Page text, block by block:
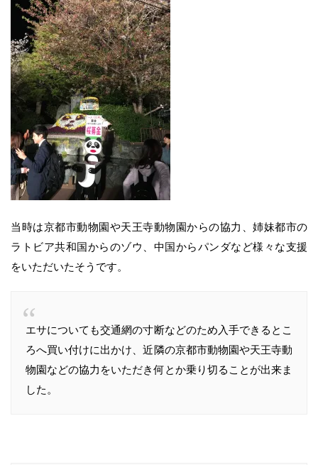
当時は京都市動物園や天王寺動物園からの協力、姉妹都市の
ラトビア共和国からのゾウ、中国からパンダなど様々な支援
をいただいたそうです。
エサについても交通網の寸断などのため入手できるとこ
ろへ買い付けに出かけ、近隣の京都市動物園や天王寺動
物園などの協力をいただき何とか乗り切ることが出来ま
した。